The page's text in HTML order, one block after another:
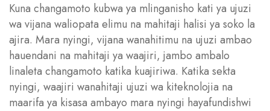
Kuna changamoto kubwa ya mlinganisho kati ya ujuzi
wa vijana waliopata elimu na mahitaji halisi ya soko la
ajira. Mara nyingi, vijana wanahitimu na ujuzi ambao
hauendani na mahitaji ya waajiri, jambo ambalo
linaleta changamoto katika kuajiriwa. Katika sekta
nyingi, waajiri wanahitaji ujuzi wa kiteknolojia na
maarifa ya kisasa ambayo mara nyingi hayafundishwi